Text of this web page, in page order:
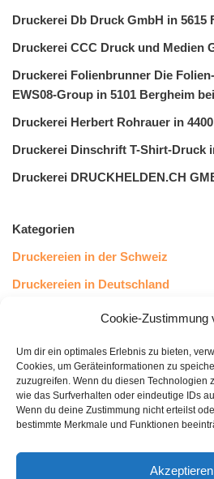
Cookie-Zustimmung
Um dir ein optimales Erlebnis zu bieten,
Cookies, um Geräteinformationen zu
zuzugreifen. Wenn du diesen Technologien
wie das Surfverhalten oder eindeutige IDs
Wenn du deine Zustimmung nicht erteilst
bestimmte Merkmale und Funktionen
Akzeptieren
Druckerei Db Druck GmbH in 5615
Druckerei CCC Druck und Medien
Druckerei Folienbrunner Die
EWS08-Group in 5101 Bergheim
Druckerei Herbert Rohrauer in
Druckerei Dinschrift T-Shirt-Druck
Druckerei DRUCKHELDEN.CH
Kategorien
Druckereien in der Schweiz
Druckereien in Deutschland
Druckereien in Österreich
Kundenstimmen